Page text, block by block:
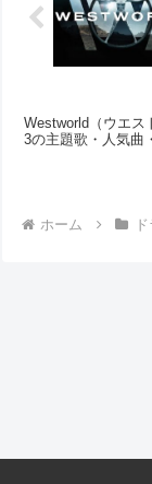
Westworld（ウエス
3の主題歌・人気曲
ホーム